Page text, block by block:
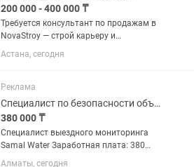
200 000 - 400 000 ₸
Требуется консультант по продажам в
NovaStroy — строй карьеру и
зарабатывай 📍 Город: Астана 📍
Адрес: ул. Нажимеденова 34 (угол
18:00 💰 Доход в среднем: от 200 000...
Астана, сегодня
Реклама
Специалист по безопасности объекта
380 000 ₸
Специалист выездного мониторинга
Samal Water Заработная плата: 380
000–на руки(до вычета налогов) 📍
Алматы, сегодня